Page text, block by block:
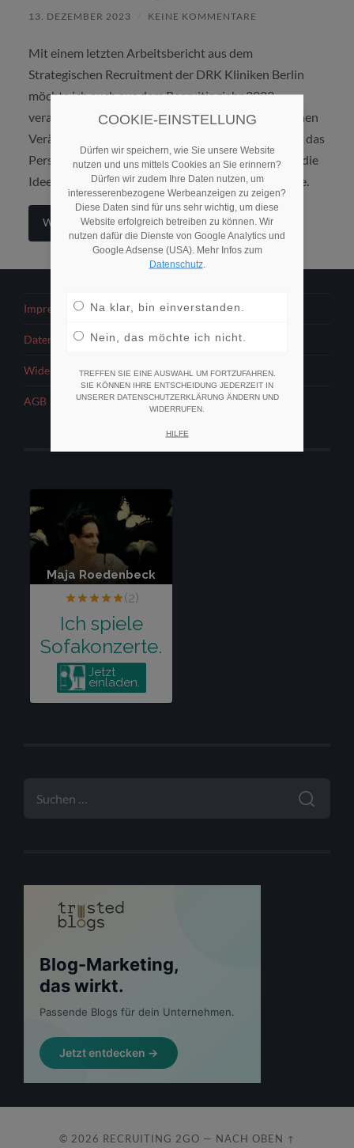
13. DEZEMBER 2023 KEINE KOMMENTARE
Mit einem letzten Arbeitsbericht aus dem
Strategischen Recruitment der DRK Kliniken Berlin
möchte ich euch aus dem Recruitingjahr 2023
verabschieden. Darin schreibe ich über die merklichen
Veränderungen in der Social Media-Landschaft, die das
Personalmarketing gerade durchrütteln. Und über die
Ideen für den Redaktionsplan, die ich daraus ableite.
Weiterlesen
Impressum
Datenschutzerklärung
Widerrufsbelehrung
AGB
NACH:
© 2026 RECRUITING 2GO — NACH OBEN ↑
COOKIE-EINSTELLUNG
Dürfen wir speichern, wie Sie unsere Website
nutzen und uns mittels Cookies an Sie erinnern?
Dürfen wir zudem Ihre Daten nutzen, um
interesserenbezogene Werbeanzeigen zu zeigen?
Diese Daten sind für uns sehr wichtig, um diese
Website erfolgreich betreiben zu können. Wir
nutzen dafür die Dienste von Google Analytics und
Google Adsense (USA). Mehr Infos zum
Datenschutz.
Na klar, bin einverstanden.
Nein, das möchte ich nicht.
TREFFEN SIE EINE AUSWAHL UM FORTZUFAHREN.
SIE KÖNNEN IHRE ENTSCHEIDUNG JEDERZEIT IN
UNSERER DATENSCHUTZERKLÄRUNG ÄNDERN UND
WIDERRUFEN.
HILFE